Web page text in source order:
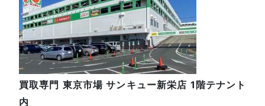
買取専門 東京市場 サンキュー新栄店 1階テナント
内